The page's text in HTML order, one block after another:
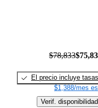
$78,833
El precio incluye tasas
$1,388/mes
Verif. disponibilidad